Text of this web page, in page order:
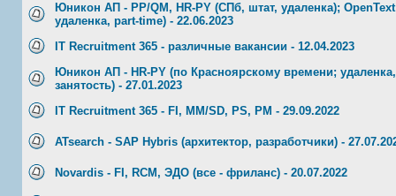
Юникон АП - PP/QM, HR-PY (СПб, штат, удаленка);
удаленка, part-time) - 22.06.2023
IT Recruitment 365 - различные вакансии - 12.04.2023
Юникон АП - HR-PY (по Красноярскому времени;
занятость) - 27.01.2023
IT Recruitment 365 - FI, MM/SD, PS, PM - 29.09.2022
ATsearch - SAP Hybris (архитектор, разработчики) -
Novardis - FI, RCM, ЭДО (все - фриланс) - 20.07.2022